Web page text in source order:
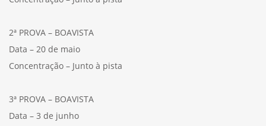
2ª PROVA – BOAVISTA
Data – 20 de maio
Concentração – Junto à pista
3ª PROVA – BOAVISTA
Data – 3 de junho